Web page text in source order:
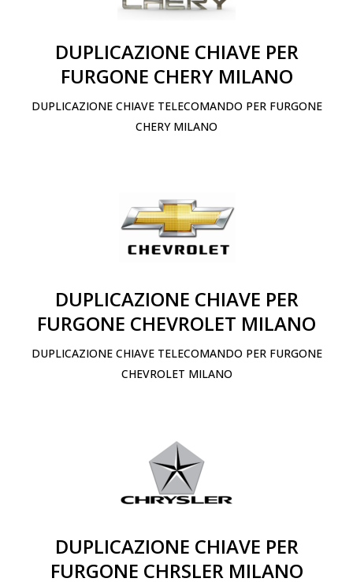
DUPLICAZIONE CHIAVE PER
FURGONE CHERY MILANO
DUPLICAZIONE CHIAVE TELECOMANDO PER FURGONE
CHERY MILANO
DUPLICAZIONE CHIAVE PER
FURGONE CHEVROLET MILANO
DUPLICAZIONE CHIAVE TELECOMANDO PER FURGONE
CHEVROLET MILANO
DUPLICAZIONE CHIAVE PER
FURGONE CHRSLER MILANO